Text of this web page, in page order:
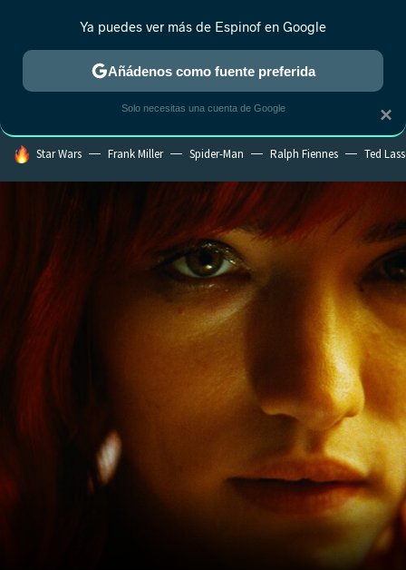
ESTRENOS REALITY ANIME RANKINGS CINE
HOY SE HABLA DE
Star Wars Frank Miller Spider-Man Ralph Fiennes Ted
×
Ya puedes ver más de Espinof en Google
Añádenos como fuente preferida
Solo necesitas una cuenta de Google